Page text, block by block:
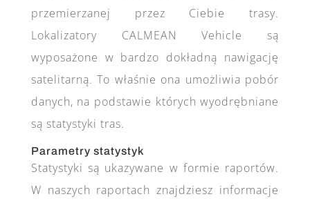
przemierzanej przez Ciebie trasy.
Lokalizatory CALMEAN Vehicle są
wyposażone w bardzo dokładną nawigację
satelitarną. To właśnie ona umożliwia pobór
danych, na podstawie których wyodrębniane
są statystyki tras.
Parametry statystyk
Statystyki są ukazywane w formie raportów.
W naszych raportach znajdziesz informacje